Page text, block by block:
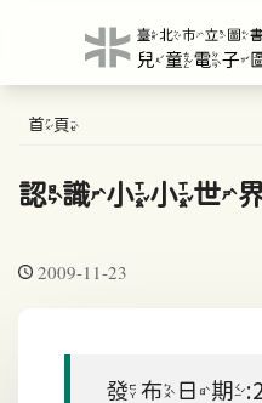
首頁
認識小小世
2009-11-23
發布日期